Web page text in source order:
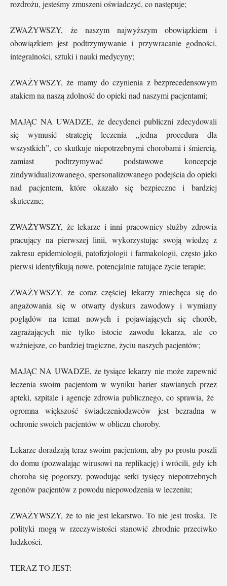
rozdrożu, jesteśmy zmuszeni oświadczyć, co następuje;
ZWAŻYWSZY, że naszym najwyższym obowiązkiem i
obowiązkiem jest podtrzymywanie i przywracanie godności,
integralności, sztuki i nauki medycyny;
ZWAŻYWSZY, że mamy do czynienia z bezprecedensowym
atakiem na naszą zdolność do opieki nad naszymi pacjentami;
MAJĄC NA UWADZE, że decydenci publiczni zdecydowali
się wymusić strategię leczenia „jedna procedura dla
wszystkich”, co skutkuje niepotrzebnymi chorobami i śmiercią,
zamiast podtrzymywać podstawowe koncepcje
zindywidualizowanego, spersonalizowanego podejścia do opieki
nad pacjentem, które okazało się bezpieczne i bardziej
skuteczne;
ZWAŻYWSZY, że lekarze i inni pracownicy służby zdrowia
pracujący na pierwszej linii, wykorzystując swoją wiedzę z
zakresu epidemiologii, patofizjologii i farmakologii, często jako
pierwsi identyfikują nowe, potencjalnie ratujące życie terapie;
ZWAŻYWSZY, że coraz częściej lekarzy zniechęca się do
angażowania się w otwarty dyskurs zawodowy i wymiany
poglądów na temat nowych i pojawiających się chorób,
zagrażających nie tylko istocie zawodu lekarza, ale co
ważniejsze, co bardziej tragiczne, życiu naszych pacjentów;
MAJĄC NA UWADZE, że tysiące lekarzy nie może zapewnić
leczenia swoim pacjentom w wyniku barier stawianych przez
apteki, szpitale i agencje zdrowia publicznego, co sprawia, że ​​
ogromna większość świadczeniodawców jest bezradna w
ochronie swoich pacjentów w obliczu choroby.
Lekarze doradzają teraz swoim pacjentom, aby po prostu poszli
do domu (pozwalając wirusowi na replikację) i wrócili, gdy ich
choroba się pogorszy, powodując setki tysięcy niepotrzebnych
zgonów pacjentów z powodu niepowodzenia w leczeniu;
ZWAŻYWSZY, że to nie jest lekarstwo. To nie jest troska. Te
polityki mogą w rzeczywistości stanowić zbrodnie przeciwko
ludzkości.
TERAZ TO JEST: